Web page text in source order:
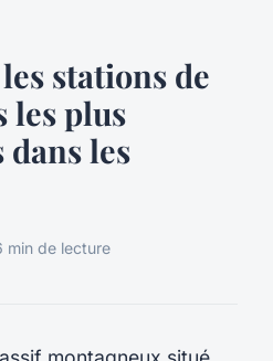
stations de
les plus
les
min de lecture